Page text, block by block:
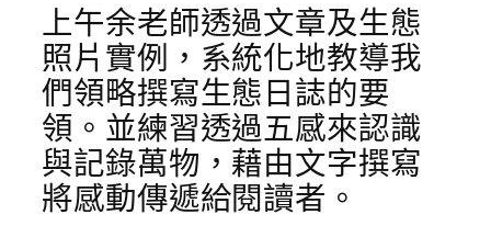
上午余老師透過文章及生態
照片實例，系統化地教導我
們領略撰寫生態日誌的要
領。並練習透過五感來認識
與記錄萬物，藉由文字撰寫
將感動傳遞給閱讀者。